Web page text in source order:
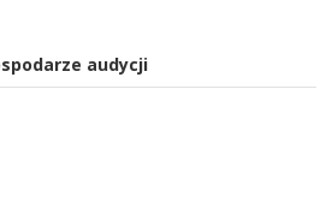
audycji